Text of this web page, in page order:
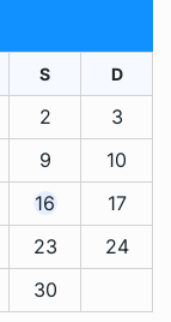
S D
2
3
9
10
16
17
23
24
30